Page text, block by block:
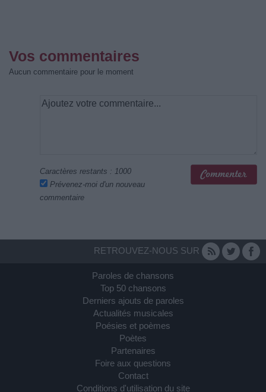
Vos commentaires
Aucun commentaire pour le moment
Caractères restants : 1000
Prévenez-moi d'un nouveau
commentaire
RETROUVEZ-NOUS SUR
Paroles de chansons
Top 50 chansons
Derniers ajouts de paroles
Actualités musicales
Poésies et poèmes
Poètes
Partenaires
Foire aux questions
Contact
Conditions d'utilisation du site